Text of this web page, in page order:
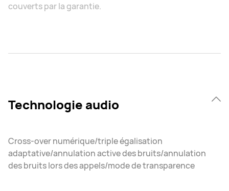
couverts par la garantie.
Technologie audio
Cross-over numérique/triple égalisation
adaptative/annulation active des bruits/annulation
des bruits lors des appels/mode de transparence